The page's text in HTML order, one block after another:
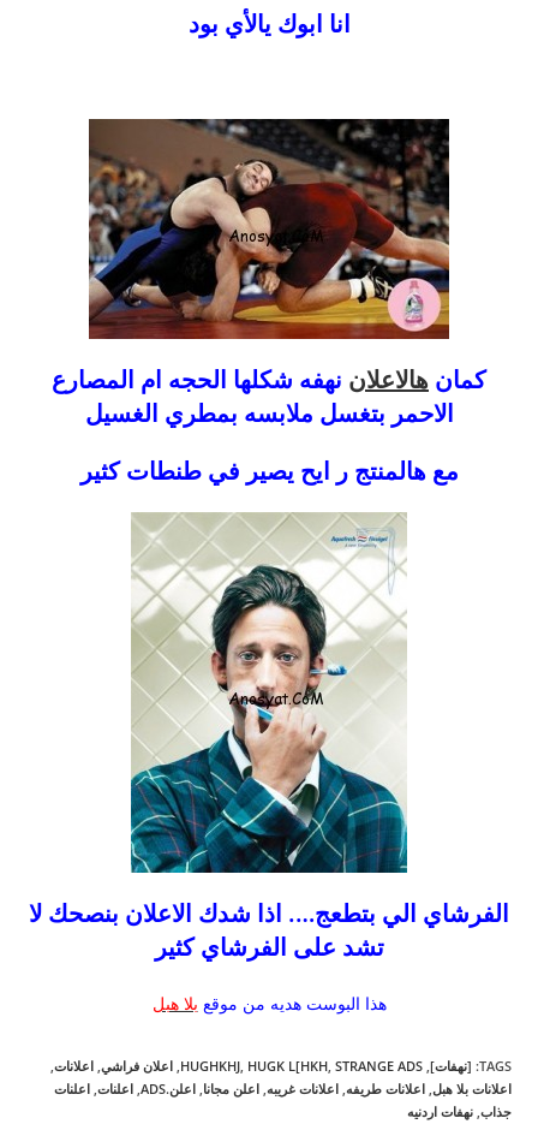
انا ابوك يالأي بود
كمان هالاعلان نهفه شكلها الحجه ام المصارع
الاحمر بتغسل ملابسه بمطري الغسيل
مع هالمنتج ر ايح يصير في طنطات كثير
الفرشاي الي بتطعج…. اذا شدك الاعلان بنصحك لا
تشد على الفرشاي كثير
هذا البوست هديه من موقع بلا هبل
TAGS
: [نهفات] HUGHKHJ, HUGK L[HKH, STRANGE ADS اعلان فراشي اعلانات
اعلانات بلا هبل اعلانات طريفه اعلانات غريبه اعلن مجانا اعلن.ADS اعلنات اعلنات
جذاب نهفات اردنيه